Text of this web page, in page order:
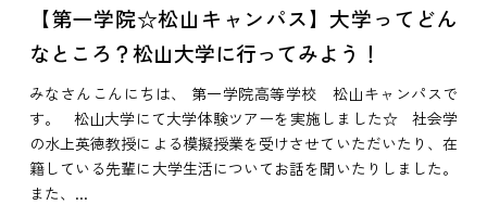
【第一学院☆松山キャンパス】大学ってどん
なところ？松山大学に行ってみよう！
みなさんこんにちは、 第一学院高等学校 松山キャンパスで
す。 松山大学にて大学体験ツアーを実施しました☆ 社会学
の水上英徳教授による模擬授業を受けさせていただいたり、在
籍している先輩に大学生活についてお話を聞いたりしました。
また、...